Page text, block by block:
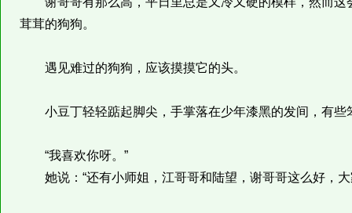
茸茸的狗狗。
遇见难过的狗狗，应该摸摸它的头。
小豆丁轻轻踮起脚尖，手掌落在少年漆黑的发间，有些
“我喜欢你呀。”
她说：“还有小师姐，江哥哥和陆望，谢哥哥这么好，大